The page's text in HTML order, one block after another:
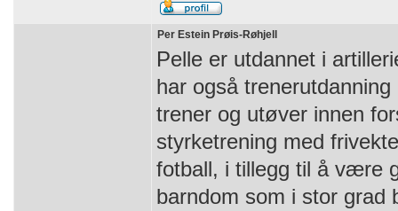
Per Estein Prøis-Røhjell
Pelle er utdannet i
har også
trener og utøver innen
styrketrening med
fotball, i tillegg til å være
barndom som i stor grad